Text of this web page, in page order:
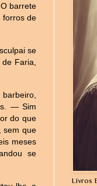
barrete
forros de
se
Faria,
— Sim
do que
sem que
meses
se
Livros